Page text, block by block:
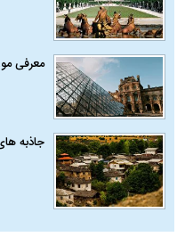
معرفی
جاذبه